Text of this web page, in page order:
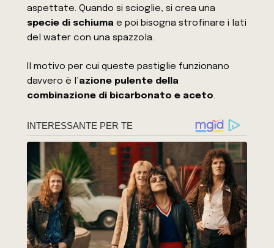
aspettate. Quando si scioglie, si crea una
specie di schiuma e poi bisogna strofinare i lati
del water con una spazzola.
Il motivo per cui queste pastiglie funzionano
davvero è l’azione pulente della
combinazione di bicarbonato e aceto.